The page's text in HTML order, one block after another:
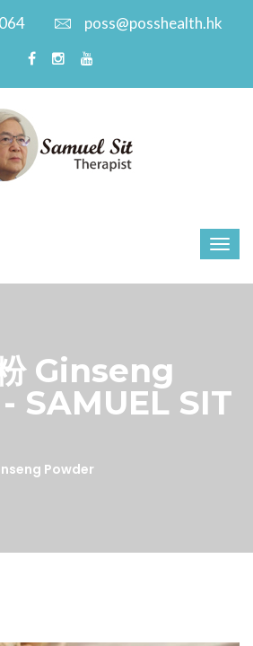
poss@posshealth.hk
Ginseng
SAMUEL SIT
Powder